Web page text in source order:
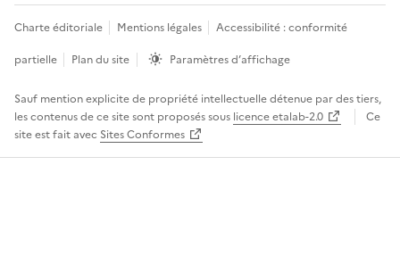
Charte éditoriale Mentions légales
Accessibilité : conformité
partielle
Plan du site Paramètres d’affichage
Sauf mention explicite de propriété intellectuelle détenue par des tiers,
les contenus de ce site sont proposés sous licence etalab-2.0
Ce
site est fait avec Sites Conformes